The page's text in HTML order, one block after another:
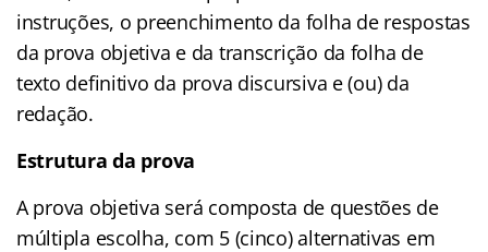
instruções, o preenchimento da folha de respostas
da prova objetiva e da transcrição da folha de
texto definitivo da prova discursiva e (ou) da
redação.
Estrutura da prova
A prova objetiva será composta de questões de
múltipla escolha, com 5 (cinco) alternativas em